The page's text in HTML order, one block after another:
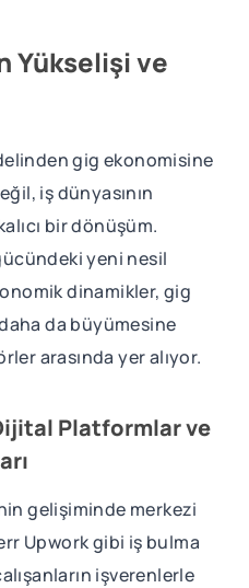
Yükselişi ve
gig ekonomisine
iş dünyasının
bir dönüşüm.
yeni nesil
dinamikler, gig
da büyümesine
arasında yer alıyor.
Platformlar ve
gelişiminde merkezi
Upwork gibi iş bulma
işverenlerle